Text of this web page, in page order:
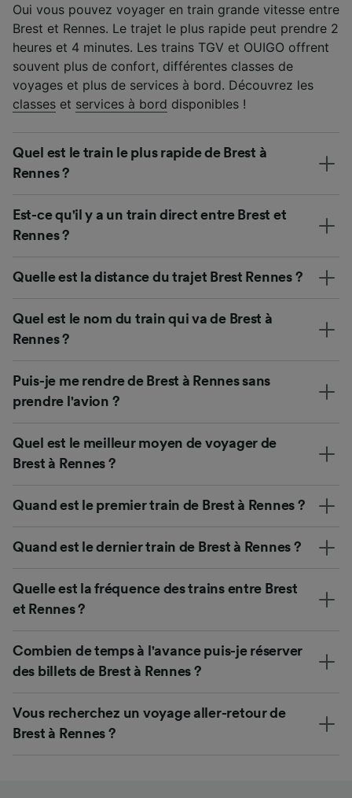
Oui vous pouvez voyager en train grande vitesse entre
Brest et Rennes. Le trajet le plus rapide peut prendre 2
heures et 4 minutes. Les trains TGV et OUIGO offrent
souvent plus de confort, différentes classes de
voyages et plus de services à bord. Découvrez les
classes et services à bord disponibles !
Quel est le train le plus rapide de Brest à
Rennes ?
Est-ce qu'il y a un train direct entre Brest et
Rennes ?
Quelle est la distance du trajet Brest Rennes ?
Quel est le nom du train qui va de Brest à
Rennes ?
Puis-je me rendre de Brest à Rennes sans
prendre l'avion ?
Quel est le meilleur moyen de voyager de
Brest à Rennes ?
Quand est le premier train de Brest à Rennes ?
Quand est le dernier train de Brest à Rennes ?
Quelle est la fréquence des trains entre Brest
et Rennes ?
Combien de temps à l'avance puis-je réserver
des billets de Brest à Rennes ?
Vous recherchez un voyage aller-retour de
Brest à Rennes ?